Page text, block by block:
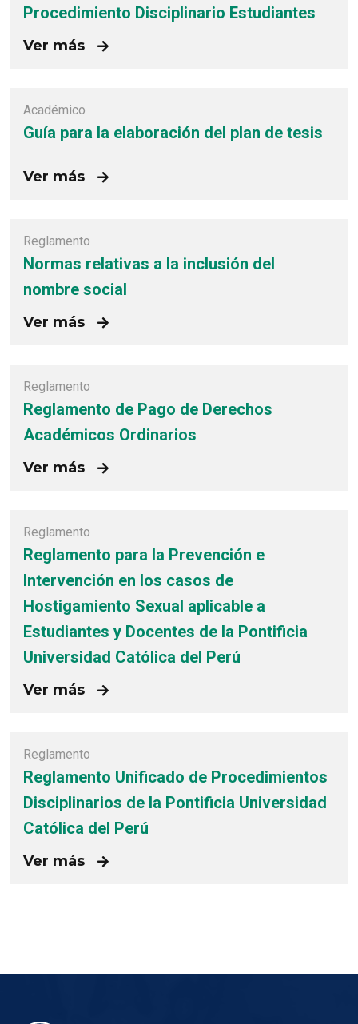
Procedimiento Disciplinario Estudiantes
Ver más
Académico
Guía para la elaboración del plan de tesis
Ver más
Reglamento
Normas relativas a la inclusión del
nombre social
Ver más
Reglamento
Reglamento de Pago de Derechos
Académicos Ordinarios
Ver más
Reglamento
Reglamento para la Prevención e
Intervención en los casos de
Hostigamiento Sexual aplicable a
Estudiantes y Docentes de la Pontificia
Universidad Católica del Perú
Ver más
Reglamento
Reglamento Unificado de Procedimientos
Disciplinarios de la Pontificia Universidad
Católica del Perú
Ver más